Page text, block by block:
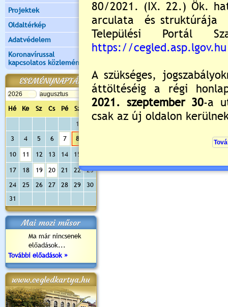
Projektek
Oldaltérkép
Adatvédelem
Koronavírussal
kapcsolatos közlemények
ESEMÉNYNAPTÁR
Hé Ke Sz Cs Pé Sz
Va
1
3
4 5 6 7 8
10 11 12 13 14 15
17 18 19 20 21 22
23
24
25 26 27 28 29
30
31
Mai mozi műsor
Ma már nincsenek
előadások...
További előadások »
www.cegledkartya.hu